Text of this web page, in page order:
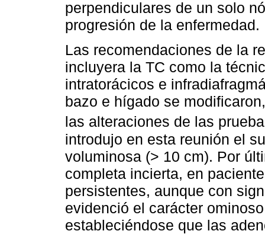
perpendiculares de un solo
progresión de la enfermedad.
Las recomendaciones de la
incluyera la TC como la
intratorácicos e
bazo e hígado se
las alteraciones de las
introdujo en esta reunión el
voluminosa (> 10 cm). Por
completa incierta, en
persistentes, aunque con
evidenció el carácter
estableciéndose que las